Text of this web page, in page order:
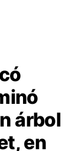
árbol
en